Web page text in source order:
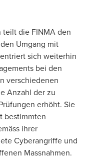
teilt die FINMA den
Umgang mit
sich weiterhin
bei den
verschiedenen
Anzahl der zu
erhöht. Sie
bestimmten
ihrer
Cyberangriffe und
Massnahmen.